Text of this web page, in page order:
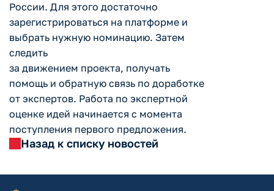
России. Для этого достаточно
зарегистрироваться на платформе и
выбрать нужную номинацию. Затем
следить
за движением проекта, получать
помощь и обратную связь по доработке
от экспертов. Работа по экспертной
оценке идей начинается с момента
поступления первого предложения.
Назад к списку новостей